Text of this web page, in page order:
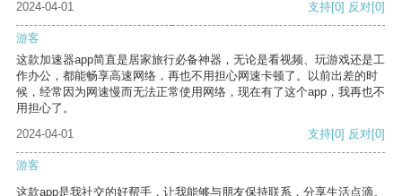
2024-04-01 支持[0] 反对[0]
游客
这款加速器app简直是居家旅行必备神器，无论是看视频、玩游戏还是工
作办公，都能畅享高速网络，再也不用担心网速卡顿了。以前出差的时
候，经常因为网速慢而无法正常使用网络，现在有了这个app，我再也不
用担心了。
2024-04-01
支持[0] 反对[0]
游客
这款app是我社交的好帮手，让我能够与朋友保持联系，分享生活点滴。